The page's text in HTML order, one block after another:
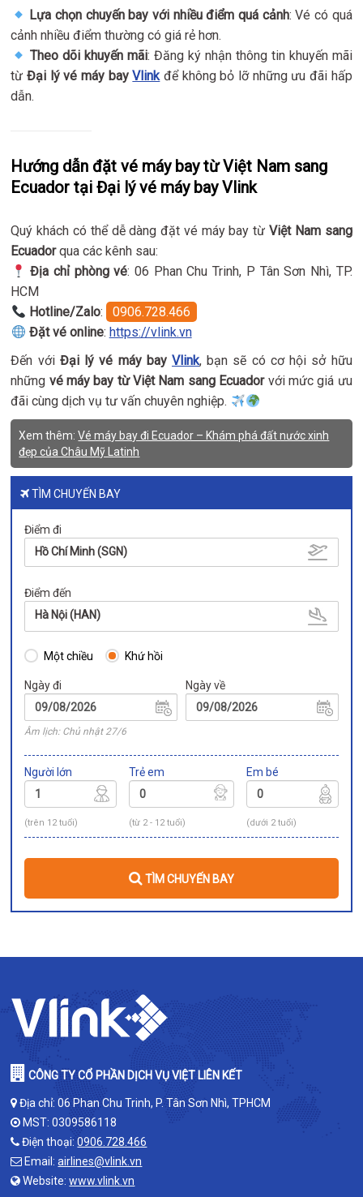
Lựa chọn chuyến bay với nhiều điểm quá cảnh: Vé có quá
cảnh nhiều điểm thường có giá rẻ hơn.
Theo dõi khuyến mãi: Đăng ký nhận thông tin khuyến mãi
từĐại lý vé máy bayVlinkđể không bỏ lỡ những ưu đãi hấp
dẫn.
Hướng dẫn đặt vé máy bay từ Việt Nam sang
Ecuador tại Đại lý vé máy bay Vlink
Quý khách có thể dễ dàng đặt vé máy bay từ Việt Nam sang
Ecuadorqua các kênh sau:
Địa chỉ phòng vé: 06 Phan Chu Trinh, P Tân Sơn Nhì, TP.
HCM
Hotline/Zalo:
0906.728.466
Đặt vé online: https://vlink.vn
Đến với Đại lý vé máy bayVlink, bạn sẽ có cơ hội sở hữu
những vé máy bay từ Việt Nam sang Ecuadorvới mức giá ưu
đãi cùng dịch vụ tư vấn chuyên nghiệp.
Xem thêm:Vé máy bay đi Ecuador – Khám phá đất nước xinh
đẹp của Châu Mỹ Latinh
TÌM CHUYẾN BAY
Điểm đi
Hồ Chí Minh (SGN)
Điểm đến
Hà Nội (HAN)
Một chiều Khứ hồi
Ngày đi
Âm lịch: Chủ nhật 27/6
Ngày về
Người lớn
(trên 12 tuổi)
Trẻ em
(từ 2 - 12 tuổi)
Em bé
(dưới 2 tuổi)
TÌM CHUYẾN BAY
CÔNG TY CỔ PHẦN DỊCH VỤ VIỆT LIÊN KẾT
Địa chỉ: 06 Phan Chu Trinh, P. Tân Sơn Nhì, TPHCM
MST: 0309586118
Điện thoại:0906.728.466
Email:airlines@vlink.vn
Website:www.vlink.vn